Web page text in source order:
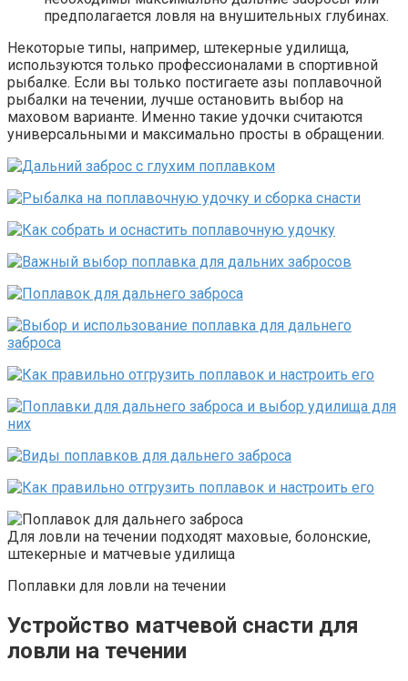
предполагается ловля на внушительных глубинах.
Некоторые типы, например, штекерные удилища,
используются только профессионалами в спортивной
рыбалке. Если вы только постигаете азы поплавочной
рыбалки на течении, лучше остановить выбор на
маховом варианте. Именно такие удочки считаются
универсальными и максимально просты в обращении.
Для ловли на течении подходят маховые, болонские,
штекерные и матчевые удилища
Поплавки для ловли на течении
Устройство матчевой снасти для
ловли на течении